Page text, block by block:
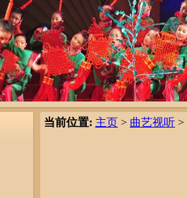
当前位置: 主页 > 曲艺视听 >